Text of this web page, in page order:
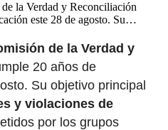
la Verdad y Reconciliación
este 28 de agosto. Su…
de la Verdad y
20 años de
Su objetivo principal
y violaciones de
por los grupos